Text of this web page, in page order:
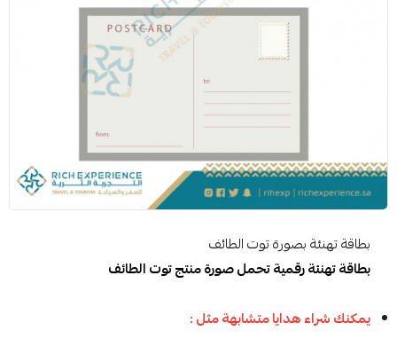
بطاقة تهنئة بصورة توت الطائف
بطاقة تهنئة رقمية تحمل صورة منتج توت الطائف
يمكنك شراء هدايا متشابهة مثل :